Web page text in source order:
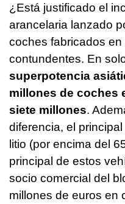
¿Está justificado el
arancelaria lanzado
coches fabricados
contundentes. En
superpotencia
millones de coches
siete millones.
diferencia, el
litio (por encima del
principal de estos
socio comercial del
millones de euros en